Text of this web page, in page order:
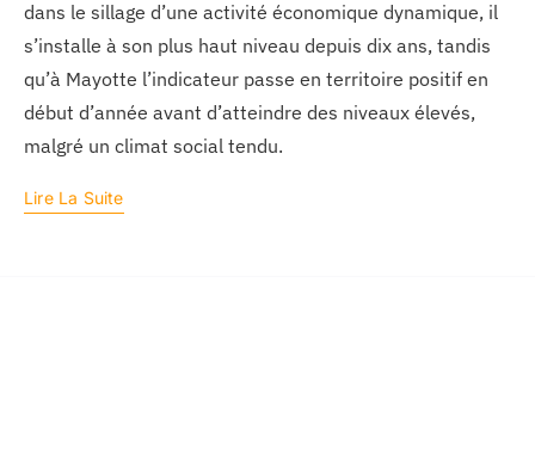
dans le sillage d’une activité économique dynamique, il
s’installe à son plus haut niveau depuis dix ans, tandis
qu’à Mayotte l’indicateur passe en territoire positif en
début d’année avant d’atteindre des niveaux élevés,
malgré un climat social tendu.
Lire La Suite